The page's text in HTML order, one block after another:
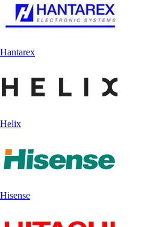
Hantarex
Helix
Hisense